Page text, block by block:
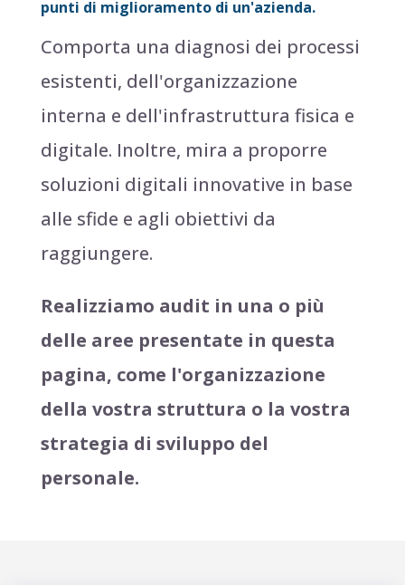
punti di miglioramento di un'azienda.
Comporta una diagnosi dei processi
esistenti, dell'organizzazione
interna e dell'infrastruttura fisica e
digitale. Inoltre, mira a proporre
soluzioni digitali innovative in base
alle sfide e agli obiettivi da
raggiungere.
Realizziamo audit in una o più
delle aree presentate in questa
pagina, come l'organizzazione
della vostra struttura o la vostra
strategia di sviluppo del
personale.